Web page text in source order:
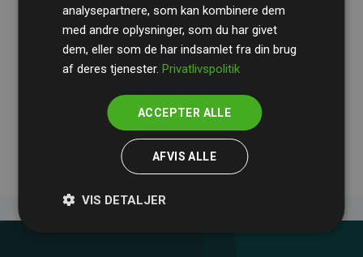
beregninger og metode for at sikre gennemsigtighed
og pålidelighed.
Deres revision dokumenterer, at vores investeringer i
medlemmernes websites estimerede CO₂-
analysepartnere, som kan kombinere dem
med andre oplysninger, som du har givet
dem, eller som de har indsamlet fra din brug
af deres tjenester.Privatlivspolitik
ACCEPTER ALLE
AFVIS ALLE
VIS DETALJER